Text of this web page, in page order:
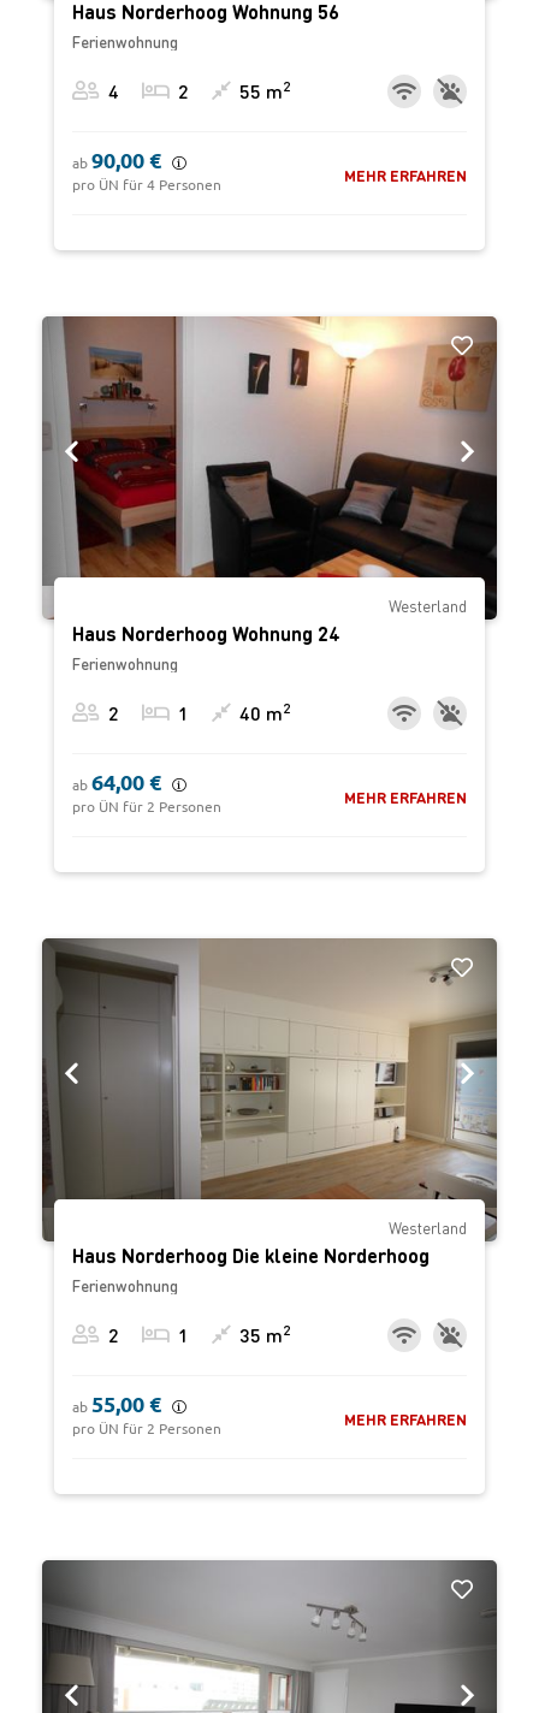
Haus Norderhoog Wohnung 56
Ferienwohnung
4 2 55 m2
ab 90,00 €
pro ÜN für 4 Personen MEHR ERFAHREN
‹ ›
Westerland
Haus Norderhoog Wohnung 24
Ferienwohnung
2 1 40 m2
ab 64,00 €
pro ÜN für 2 Personen MEHR ERFAHREN
‹ ›
Westerland
Haus Norderhoog Die kleine Norderhoog
Ferienwohnung
2 1 35 m2
ab 55,00 €
pro ÜN für 2 Personen MEHR ERFAHREN
‹ ›